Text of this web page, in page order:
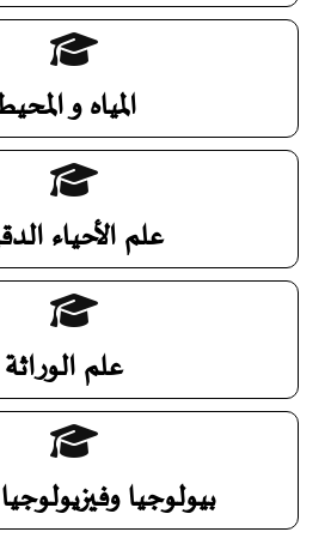
المياه و
علم الأحياء
علم الوراثة
بيولوجيا